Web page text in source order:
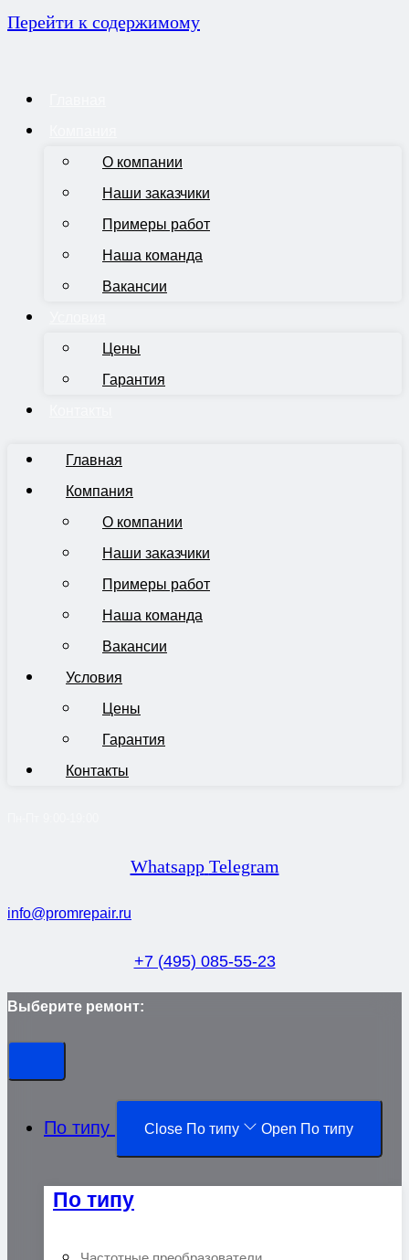
Перейти к содержимому
О компании
Наши заказчики
Примеры работ
Наша команда
Вакансии
Цены
Гарантия
Главная
Компания
О компании
Наши заказчики
Примеры работ
Наша команда
Вакансии
Условия
Цены
Гарантия
Контакты
Whatsapp Telegram
info@promrepair.ru
+7 (495) 085-55-23
Выберите ремонт:
По типу Close По типу Open По типу
По типу